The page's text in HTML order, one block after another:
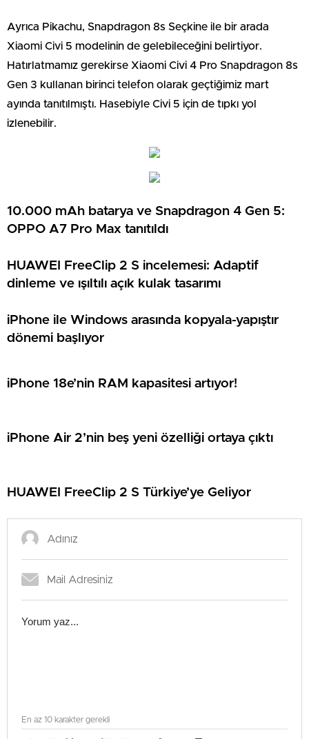
Ayrıca Pikachu, Snapdragon 8s Seçkine ile bir arada
Xiaomi Civi 5 modelinin de gelebileceğini belirtiyor.
Hatırlatmamız gerekirse Xiaomi Civi 4 Pro Snapdragon 8s
Gen 3 kullanan birinci telefon olarak geçtiğimiz mart
ayında tanıtılmıştı. Hasebiyle Civi 5 için de tıpkı yol
izlenebilir.
10.000 mAh batarya ve Snapdragon 4 Gen 5:
OPPO A7 Pro Max tanıtıldı
HUAWEI FreeClip 2 S incelemesi: Adaptif
dinleme ve ışıltılı açık kulak tasarımı
iPhone ile Windows arasında kopyala-yapıştır
dönemi başlıyor
iPhone 18e’nin RAM kapasitesi artıyor!
iPhone Air 2’nin beş yeni özelliği ortaya çıktı
HUAWEI FreeClip 2 S Türkiye’ye Geliyor
En az 10 karakter gerekli